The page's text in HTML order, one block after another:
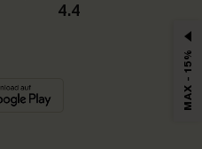
4.4
MAX - 15%